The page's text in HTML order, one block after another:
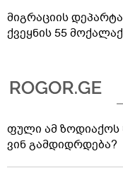
მიგრაციის
ქვეყნის 55
ფული ამ ზოდიაქოს
ვინ გამდიდრდება?